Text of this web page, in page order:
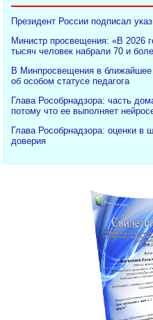
Президент России подписал
Министр просвещения: «В 2026
тысяч человек набрали 70 и
В Минпросвещения в
об особом статусе педагога
Глава Рособрнадзора: часть
потому что ее выполняет
Глава Рособрнадзора: оценки в
доверия